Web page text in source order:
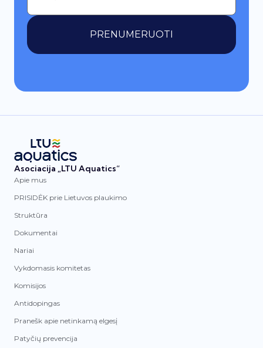
PRENUMERUOTI
Asociacija „LTU Aquatics“
Apie mus
PRISIDĖK prie Lietuvos plaukimo
Struktūra
Dokumentai
Nariai
Vykdomasis komitetas
Komisijos
Antidopingas
Pranešk apie netinkamą elgesį
Patyčių prevencija